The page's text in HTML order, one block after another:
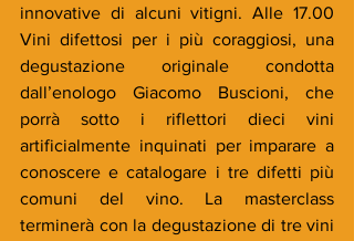
innovative di alcuni vitigni. Alle 17.00
Vini difettosi per i più coraggiosi, una
degustazione originale condotta
dall’enologo Giacomo Buscioni, che
porrà sotto i riflettori dieci vini
artificialmente inquinati per imparare a
conoscere e catalogare i tre difetti più
comuni del vino. La masterclass
terminerà con la degustazione di tre vini